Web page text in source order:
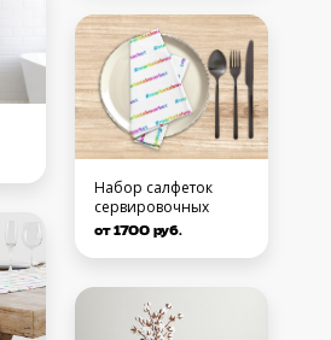
Набор салфеток
сервировочных
от 1700 руб.